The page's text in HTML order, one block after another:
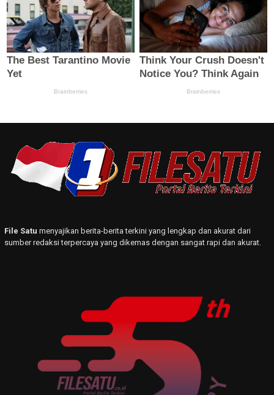
File Satu menyajikan berita-berita terkini yang lengkap dan akurat dari
sumber redaksi terpercaya yang dikemas dengan sangat rapi dan akurat.